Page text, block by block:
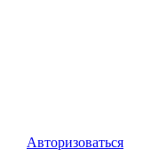
Авторизоваться